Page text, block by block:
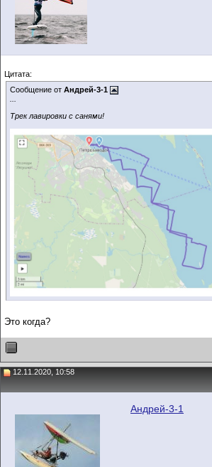
Цитата:
Сообщение от Андрей-3-1
Трек лавировки с санями!
Это когда?
12.11.2020, 10:58
Андрей-3-1